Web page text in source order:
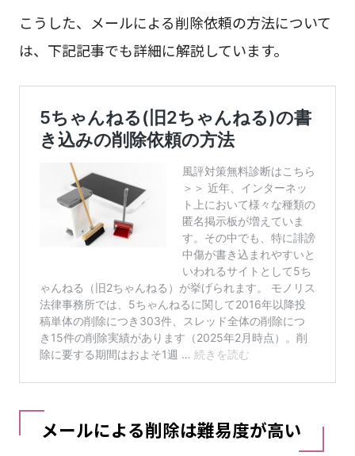
こうした、メールによる削除依頼の方法について
は、下記記事でも詳細に解説しています。
メールによる削除は難易度が高い